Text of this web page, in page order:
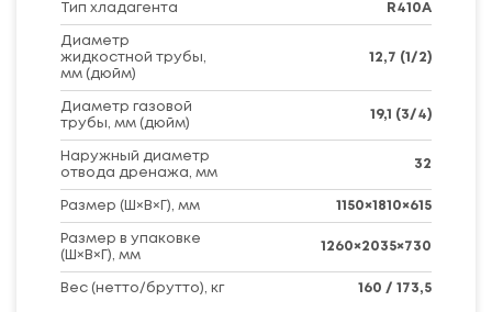
Тип хладагента R410A
Диаметр
жидкостной трубы,
мм (дюйм)
12,7 (1/2)
Диаметр газовой
трубы, мм (дюйм)
19,1 (3/4)
Наружный диаметр
отвода дренажа, мм
32
Размер (Ш×В×Г), мм 1150×1810×615
Размер в упаковке
(Ш×В×Г), мм
1260×2035×730
Вес (нетто/брутто), кг 160 / 173,5